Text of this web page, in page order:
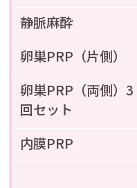
静脈麻酔
卵巣PRP（片側）
卵巣PRP（両側）3
回セット
内膜PRP